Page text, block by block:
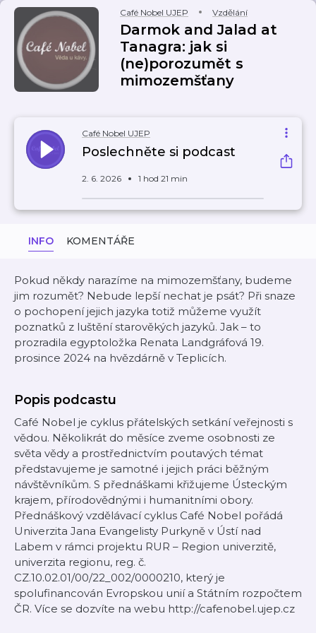
Café Nobel UJEP Vzdělání
Darmok and Jalad at
Tanagra: jak si
(ne)porozumět s
mimozemšťany
Café Nobel UJEP
Poslechněte si podcast
2. 6. 2026 1 hod 21 min
INFO KOMENTÁŘE
Pokud někdy narazíme na mimozemšťany, budeme
jim rozumět? Nebude lepší nechat je psát? Při snaze
o pochopení jejich jazyka totiž můžeme využít
poznatků z luštění starověkých jazyků. Jak – to
prozradila egyptoložka Renata Landgráfová 19.
prosince 2024 na hvězdárně v Teplicích.
Popis podcastu
Café Nobel je cyklus přátelských setkání veřejnosti s
vědou. Několikrát do měsíce zveme osobnosti ze
světa vědy a prostřednictvím poutavých témat
představujeme je samotné i jejich práci běžným
návštěvníkům. S přednáškami křižujeme Ústeckým
krajem, přírodovědnými i humanitními obory.
Přednáškový vzdělávací cyklus Café Nobel pořádá
Univerzita Jana Evangelisty Purkyně v Ústí nad
Labem v rámci projektu RUR – Region univerzitě,
univerzita regionu, reg. č.
CZ.10.02.01/00/22_002/0000210, který je
spolufinancován Evropskou unií a Státním rozpočtem
ČR. Více se dozvíte na webu http://cafenobel.ujep.cz